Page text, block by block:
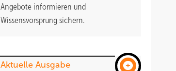
Angebote informieren und
Wissensvorsprung sichern.
Aktuelle Ausgabe